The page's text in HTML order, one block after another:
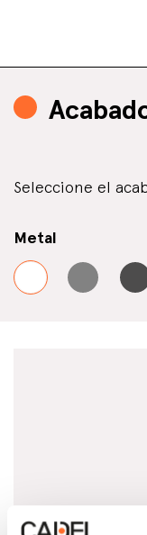
Seleccione el
Metal